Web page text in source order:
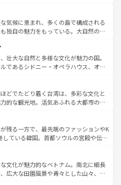
を楽しむこともできる。 なお、新
コンテンツ一覧 を参照してほしい。
、観光、ショッピング、エンターテイ
刺激的なスポットだ。一方、アメリカ
がり、グランドキャニオンやイエロー
ズでは、音楽と美食が融合した独特の
はアメリカの各地域で異なる魅力を楽
様性と豊かな歴史を感じることができ
だ。 なお、新着のアメリカ
覧を参照してほしい。
気候に恵まれ、多くの島で構成される
独自の魅力をもっている。大自然の神
。また、定番の観光地といえばオアフ
を求めるならマウイ島やカウアイ島が
ドグリーンに輝く海をはじめ、豊かな
で訪れる人々を迎えてくれるハワイの
カルフードやハワイアンミュージッ
ンスなど、すべてがハワイの魅力を彩
なお、新着のハワイ情報
を参照してほしい。
壮大な自然と多様な文化が魅力の国。
であるシドニー・オペラハウス、オー
央部にそびえるウルル（エアーズロッ
美しい原生林やケアンズの熱帯雨林な
さん。また、カフェやワイン、オージ
ィも充実しており、サーフィンやダイ
など、アウトドア好きにはたまらな
の多彩な魅力を存分に味わいつくそ
どでたどり着く台湾は、多彩な文化と
的な観光地。活気あふれる大都市の台
地帯である台湾東部など、都市の喧騒
存しており、訪れる人に新しい発見と
れる。また、奥深い台湾の食文化も魅
スイーツなど、バラエティ豊かな料理
る。 なお、新着の台湾情報は コンテンツ一覧を参
残る一方で、最先端のファッションやK
している韓国。首都ソウルの宮殿や伝統
せば四季折々の自然美を楽しむことが
ムチや焼肉、絶品のストリートフード
国料理が待っている。夜には、韓国な
文化が魅力的なベトナム。南北に細長
広大な田園風景や青々とした山々、世